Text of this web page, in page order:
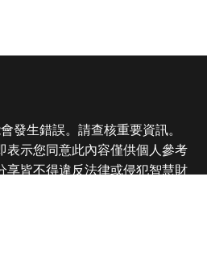
發生錯誤。請查核重要資訊。
表示您同意此內容僅供個人參考
享皆不得違反法律或侵犯智慧財